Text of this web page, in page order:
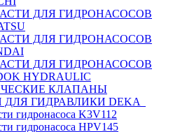
ДЛЯ ГИДРОНАСОСОВ
ДЛЯ ГИДРОНАСОСОВ
ДЛЯ ГИДРОНАСОСОВ
HYDRAULIC
КЛАПАНЫ
ДЛЯ ГИДРАВЛИКИ DEKA
гидронасоса K3V112
гидронасоса HPV145